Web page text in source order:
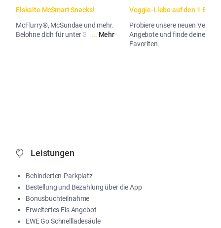
Eiskalte McSmart Snacks!
McFlurry®, McSundae und mehr.
Belohne dich für unter 3 Euro.
... Mehr
Veggie-Liebe auf den 1 Biss.
Probiere unsere neuen Veggie-
Angebote und finde deinen
Favoriten.
Leistungen
Behinderten-Parkplatz
Bestellung und Bezahlung über die App
Bonusbuchteilnahme
Erweitertes Eis Angebot
EWE Go Schnellladesäule